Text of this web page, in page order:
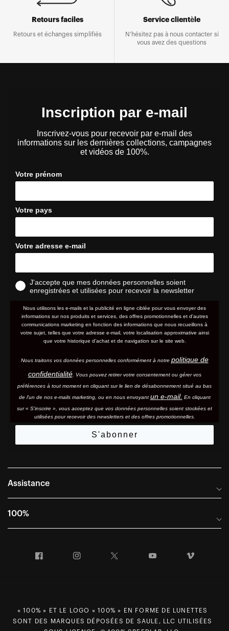
Retours faciles
Retours et échanges simplifiés
Service clientèle
N'hésitez pas à nous contacter si
vous avez des questions
Inscription par e-mail
Inscrivez-vous pour recevoir par e-mail des
informations sur les dernières collections, campagnes
et vidéos de 100%.
Votre prénom
Votre pays
Votre adresse e-mail
J'accepte que mes données personnelles soient
enregistrées et utilisées pour recevoir la newsletter
Nous utilisons les e-mails et la publicité en ligne ciblée pour vous envoyer des
informations sur nos produits et services, des offres promotionnelles et d'autres
communications marketing en fonction des informations que nous recueillons à
votre sujet, telles que votre adresse e-mail, votre localisation approximative ainsi
que votre historique d'achat et de navigation sur le site web.
Nous traitons vos données personnelles conformément à notre politique de
confidentialité. Vous pouvez retirer votre consentement ou gérer vos
préférences à tout moment en cliquant sur le lien de désabonnement situé au bas
de l'un de nos e-mails marketing, ou en nous envoyant un e-mail. En cliquant
sur « S'inscrire », vous acceptez que vos données personnelles soient stockées et
utilisées pour recevoir des newsletters et des offres promotionnelles.
S'abonner
Assistance
Foire aux questions
Conditions générales de vente
100%
Informations sur l'entreprise
Facebook Instagram YouTube
« 100% » ET LE LOGO « 100% » EN FORME DE LUNETTES
SONT DES MARQUES DÉPOSÉES DE SAULE, LLC UTILISÉES